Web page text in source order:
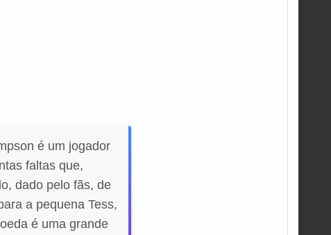
é um jogador
faltas que,
dado pelo fãs, de
a pequena Tess,
é uma grande